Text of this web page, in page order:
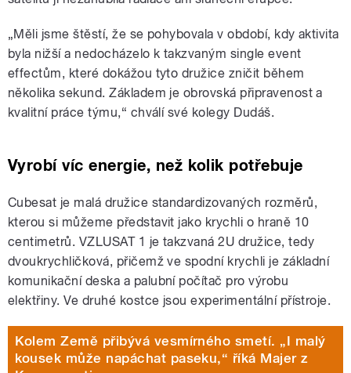
„Měli jsme štěstí, že se pohybovala v období, kdy aktivita
byla nižší a nedocházelo k takzvaným single event
effectům, které dokážou tyto družice zničit během
několika sekund. Základem je obrovská připravenost a
kvalitní práce týmu,“ chválí své kolegy Dudáš.
Vyrobí víc energie, než kolik potřebuje
Cubesat je malá družice standardizovaných rozměrů,
kterou si můžeme představit jako krychli o hraně 10
centimetrů. VZLUSAT 1 je takzvaná 2U družice, tedy
dvoukrychličková, přičemž ve spodní krychli je základní
komunikační deska a palubní počítač pro výrobu
elektřiny. Ve druhé kostce jsou experimentální přístroje.
Kolem Země přibývá vesmírného smetí. „I malý
kousek může napáchat paseku,“ říká Majer z